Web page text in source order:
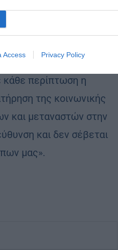
Access Privacy Policy
κοινωνιών δεν μπορεί
εκκλησιαστικό χώρο,
της Εκκλησίας, αυτό
κάθε περίπτωση η
της κοινωνικής
και μεταναστών στην
και δεν σέβεται
μας».